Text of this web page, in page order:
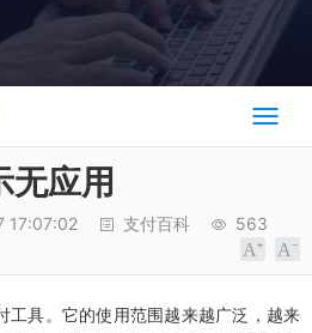
应用
17:07:02 支付百科 563
工具。它的使用范围越来越广泛，越来